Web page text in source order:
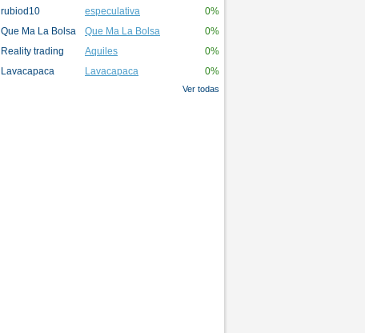
rubiod10 especulativa 0%
Que Ma La Bolsa Que Ma La Bolsa 0%
Reality trading Aquiles 0%
Lavacapaca Lavacapaca 0%
Ver todas